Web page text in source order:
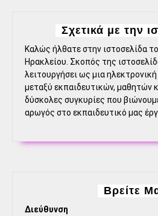
Σχετικά με την
Καλώς ήλθατε στην ιστοσελίδα
Ηρακλείου. Σκοπός της
λειτουργήσει ως μια
μεταξύ εκπαιδευτικών, μαθητών
δύσκολες συγκυρίες που
αρωγός στο εκπαιδευτικό μας
Βρείτε
Διεύθυνση